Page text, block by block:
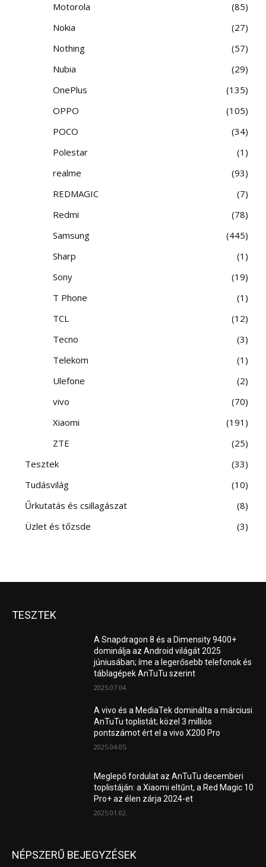
Motorola
85
Nokia
27
Nothing
57
Nubia
29
OnePlus
135
OPPO
105
POCO
34
Polestar
1
realme
93
REDMAGIC
7
Redmi
78
Samsung
445
Sharp
1
Sony
19
T Phone
1
TCL
12
Tecno
3
Telekom
1
Ulefone
2
vivo
70
Xiaomi
191
ZTE
25
Tesztek
33
Tudásvilág
10
Űrkutatás és csillagászat
8
Üzlet és tőzsde
3
TESZTEK
A Snapdragon 8 és a Dimensity 9400+
dominálja az Android világát 2025
júniusában; íme a legerősebb telefonok és
táblagépek AnTuTu szerint
2025.07.04.
A vivo és a MediaTek dominálta a márciusi
AnTuTu toplistát; közel 3 milliós
pontszámot ért el a vivo X200 Pro
2025.04.05.
Meglepő fordulat az AnTuTu decemberi
toplistáján: a Xiaomi eltűnt, a Red Magic 10
Pro+ az élen zárja 2024-et
2025.01.02.
NÉPSZERŰ BEJEGYZÉSEK